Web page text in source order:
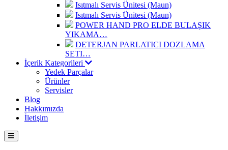
Isıtmalı Servis Ünitesi (Maun)
Isıtmalı Servis Ünitesi (Maun)
POWER HAND PRO ELDE BULAŞIK
YIKAMA…
DETERJAN PARLATICI DOZLAMA
SETI…
İçerik Kategorileri
Yedek Parçalar
Ürünler
Servisler
Blog
Hakkımızda
İletişim